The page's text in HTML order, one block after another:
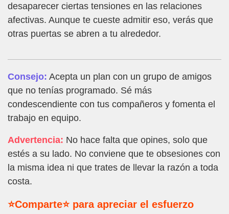
desaparecer ciertas tensiones en las relaciones
afectivas. Aunque te cueste admitir eso, verás que
otras puertas se abren a tu alrededor.
Consejo: Acepta un plan con un grupo de amigos
que no tenías programado. Sé más
condescendiente con tus compañeros y fomenta el
trabajo en equipo.
Advertencia: No hace falta que opines, solo que
estés a su lado. No conviene que te obsesiones con
la misma idea ni que trates de llevar la razón a toda
costa.
⭐Comparte⭐ para apreciar el esfuerzo